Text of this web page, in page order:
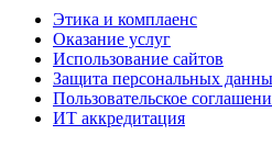
Этика и комплаенс
Оказание услуг
Использование сайтов
Защита персональных
Пользовательское
ИТ аккредитация